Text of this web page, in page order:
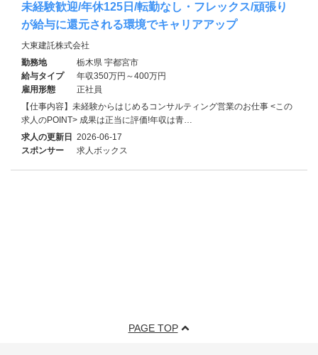
未経験歓迎/年休125日/転勤なし・フレックス/頑張り
が給与に還元される環境でキャリアアップ
大東建託株式会社
勤務地
栃木県 宇都宮市
給与タイプ
年収350万円～400万円
雇用形態
正社員
【仕事内容】未経験からはじめるコンサルティング営業のお仕事 <この
求人のPOINT> 成果は正当に評価!年収は青…
求人の更新日 2026-06-17
スポンサー
求人ボックス
PAGE TOP